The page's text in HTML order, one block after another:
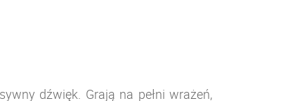
dźwięk. Grają na pełni wrażeń,